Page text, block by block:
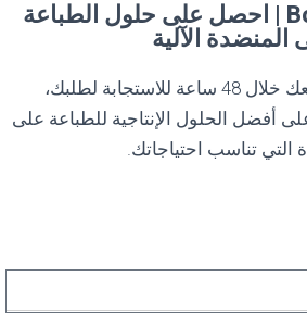
اتصل بـ Boyan K3 | احصل على حلول الطباعة
المنضدة الآلية
سيتواصل فريقنا معك خلال 48 ساعة للاستجابة لطلبك،
أفضل الحلول الإنتاجية للطباعة على
التي تناسب احتياجاتك.